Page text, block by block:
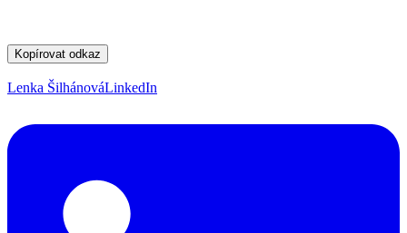
Kopírovat odkaz
Lenka ŠilhánováLinkedIn